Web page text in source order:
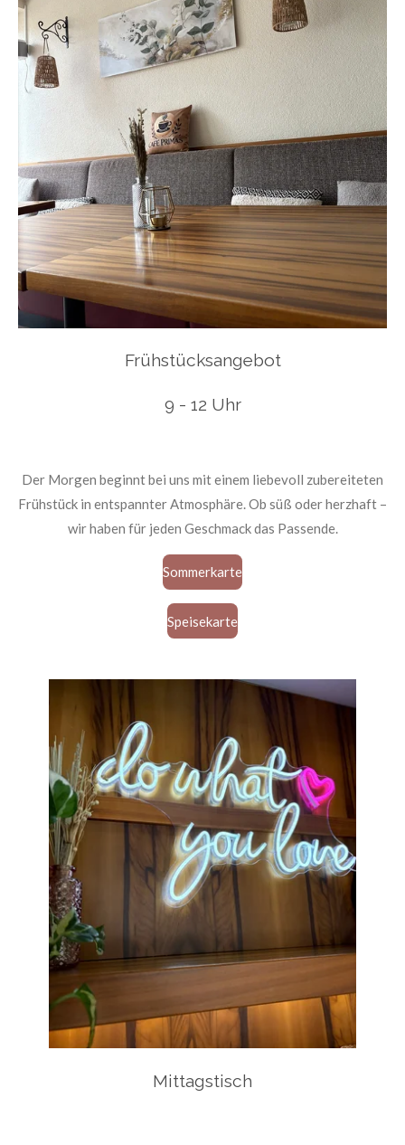
Frühstücksangebot
9 - 12 Uhr
Der Morgen beginnt bei uns mit einem liebevoll zubereiteten
Frühstück in entspannter Atmosphäre. Ob süß oder herzhaft –
wir haben für jeden Geschmack das Passende.
Sommerkarte
Speisekarte
Mittagstisch